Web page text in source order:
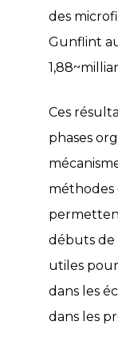
des
Gunflint
Ces
phases
méthodes
débuts de
utiles
dans les
dans les